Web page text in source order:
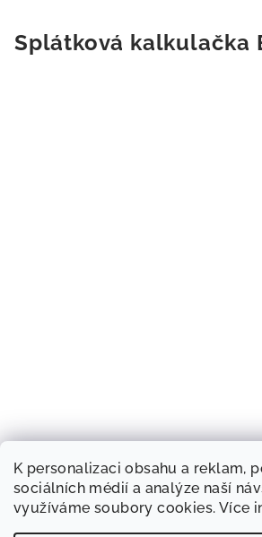
K personalizaci obsahu a reklam,
sociálních médií a analýze naší
využíváme soubory cookies. Více
Splátková kalkulačka